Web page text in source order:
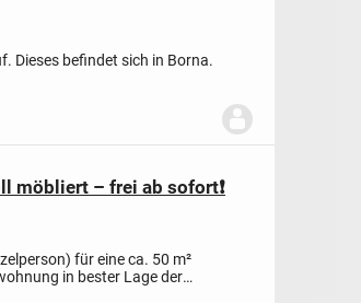
Dieses befindet sich in Borna.
möbliert – frei ab sofort❗️
für eine ca. 50 m²
in bester Lage der